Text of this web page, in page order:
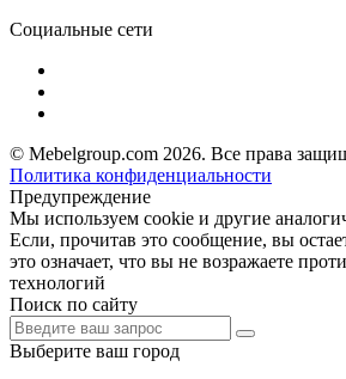
Социальные сети
© Mebelgroup.com 2026. Все права
Политика конфиденциальности
Предупреждение
Мы используем cookie и другие
Если, прочитав это сообщение, вы
это означает, что вы не возражаете
технологий
Поиск по сайту
Выберите ваш город